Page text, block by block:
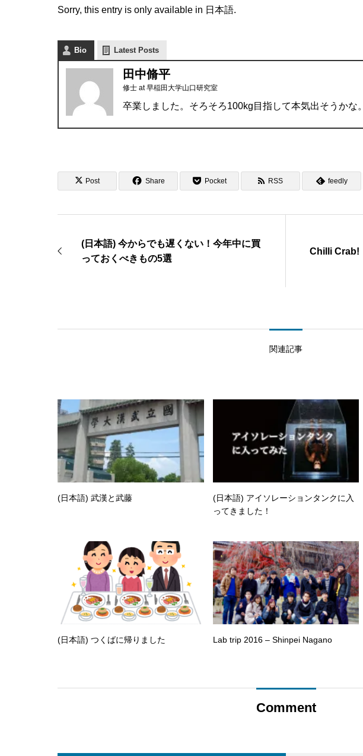
Sorry, this entry is only available in 日本語.
Bio Latest Posts
田中脩平
修士 at早稲田大学山口研究室
卒業しました。そろそろ100kg目指して本気出そうかな。
Post Share Pocket RSS feedly
(日本語) 今からでも遅くない！今年中に買
っておくべきもの5選
Chilli Crab!
関連記事
(日本語) 武漢と武藤
(日本語) アイソレーションタンクに入
ってきました！
(日本語) つくばに帰りました Lab trip 2016 – Shinpei Nagano
Comment